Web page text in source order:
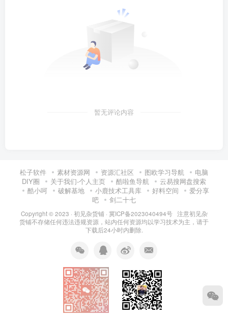
暂无评论内容
松子软件 素材资源网 资源汇社区 图欧学习导航
电脑
DIY圈
关于我们-个人主页 酷啦鱼导航
云易搜网盘搜索
酷小呵
破解基地 小鹿技术工具库 好料空间
爱分享
吧
剑二十七
Copyright © 2023 · 初见杂货铺· 冀ICP备2023040494号 注意初见杂
货铺不存储任何违法违规资源，站内任何资源均以学习技术为主，请于
下载后24小时内删除.